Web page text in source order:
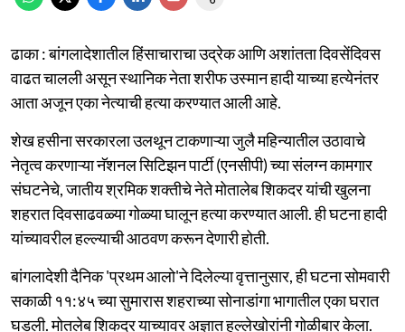
ढाका : बांगलादेशातील हिंसाचाराचा उद्रेक आणि अशांतता दिवसेंदिवस
वाढत चालली असून स्थानिक नेता शरीफ उस्मान हादी याच्या हत्येनंतर
आता अजून एका नेत्याची हत्या करण्यात आली आहे.
शेख हसीना सरकारला उलथून टाकणाऱ्या जुलै महिन्यातील उठावाचे
नेतृत्व करणाऱ्या नॅशनल सिटिझन पार्टी (एनसीपी) च्या संलग्न कामगार
संघटनेचे, जातीय श्रमिक शक्तीचे नेते मोतालेब शिकदर यांची खुलना
शहरात दिवसाढवळ्या गोळ्या घालून हत्या करण्यात आली. ही घटना हादी
यांच्यावरील हल्ल्याची आठवण करून देणारी होती.
बांगलादेशी दैनिक 'प्रथम आलो'ने दिलेल्या वृत्तानुसार, ही घटना सोमवारी
सकाळी ११:४५ च्या सुमारास शहराच्या सोनाडांगा भागातील एका घरात
घडली. मोतलेब शिकदर याच्यावर अज्ञात हल्लेखोरांनी गोळीबार केला.